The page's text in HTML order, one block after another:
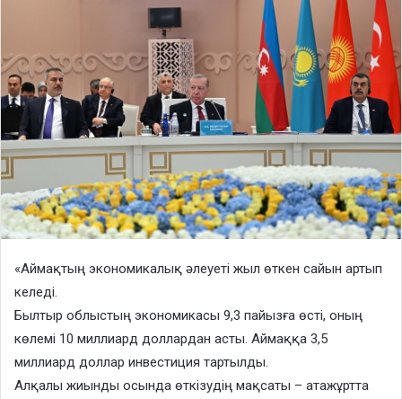
«Аймақтың экономикалық әлеуеті жыл өткен сайын артып
келеді.
Былтыр облыстың экономикасы 9,3 пайызға өсті, оның
көлемі 10 миллиард доллардан асты. Аймаққа 3,5
миллиард доллар инвестиция тартылды.
Алқалы жиынды осында өткізудің мақсаты – атажұртта